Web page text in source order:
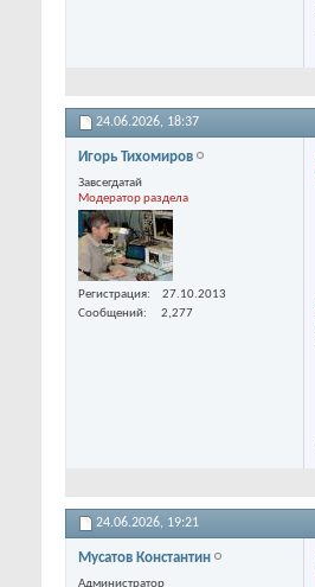
24.06.2026, 18:37
Игорь Тихомиров
Завсегдатай
Модератор раздела
Регистрация
27.10.2013
Сообщений
2,277
24.06.2026, 19:21
Мусатов Константин
Администратор